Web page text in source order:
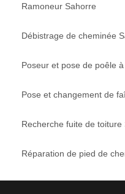
Ramoneur Sahorre
Débistrage de cheminée
Poseur et pose de poêle
Pose et changement de
Recherche fuite de toiture
Réparation de pied de